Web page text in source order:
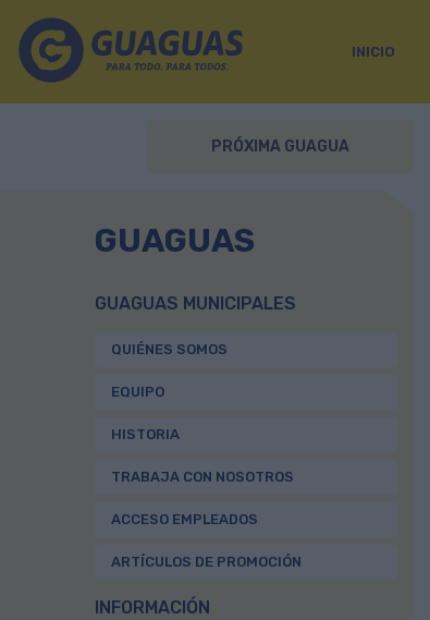
INICIO
PRÓXIMA GUAGUA
GUAGUAS
GUAGUAS MUNICIPALES
QUIÉNES SOMOS
EQUIPO
HISTORIA
TRABAJA CON NOSOTROS
ACCESO EMPLEADOS
ARTÍCULOS DE PROMOCIÓN
INFORMACIÓN